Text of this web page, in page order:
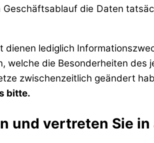
die Daten
lediglich
die Besonderheiten des
zwischenzeitlich geändert
bitte.
und vertreten Sie